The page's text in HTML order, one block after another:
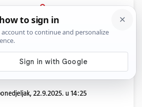
PRIJAVA
Promo sadržaj
do prvog
i vitalnosti na
22.9.2025. u 14:25